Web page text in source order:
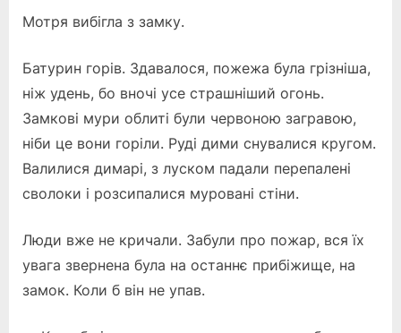
Мотря вибігла з замку.
Батурин горів. Здавалося, пожежа була грізніша,
ніж удень, бо вночі усе страшніший огонь.
Замкові мури облиті були червоною загравою,
ніби це вони горіли. Руді дими снувалися кругом.
Валилися димарі, з луском падали перепалені
сволоки і розсипалися муровані стіни.
Люди вже не кричали. Забули про пожар, вся їх
увага звернена була на останнє прибіжище, на
замок. Коли б він не упав.